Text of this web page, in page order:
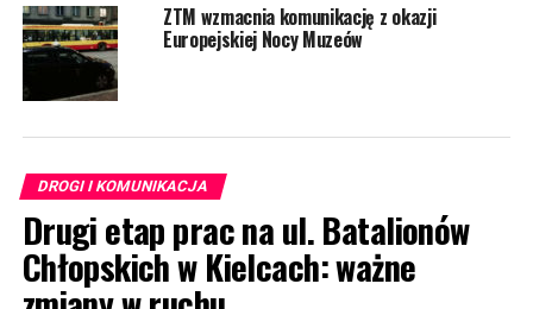
ZTM wzmacnia komunikację z okazji
Europejskiej Nocy Muzeów
DROGI I KOMUNIKACJA
Drugi etap prac na ul. Batalionów
Chłopskich w Kielcach: ważne